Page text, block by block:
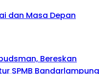
dan Masa Depan
Bereskan
SPMB Bandarlampung